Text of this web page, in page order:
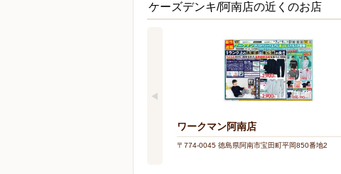
ケーズデンキ/阿南店の近くのお店
ワークマン阿南店
〒774-0045 徳島県阿南市宝田町平岡850番地2